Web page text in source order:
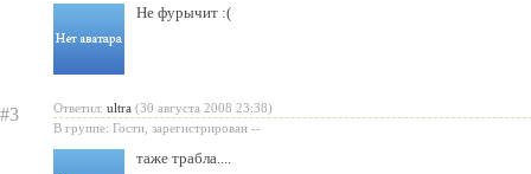
Не фурычит :(
#3 Ответил: ultra (30 августа 2008 23:38)
В группе: Гости, зарегистрирован --
таже трабла....